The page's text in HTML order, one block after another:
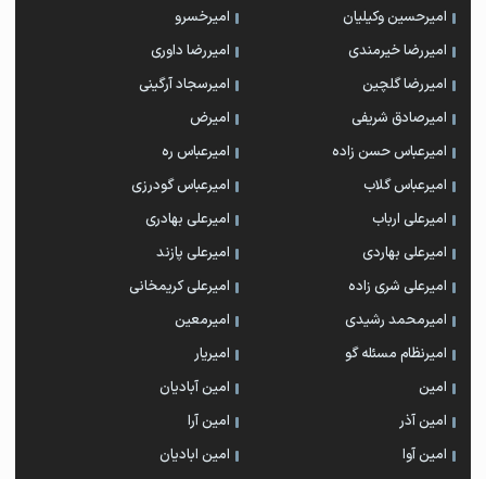
امیرحسین وکیلیان
امیرخسرو
امیررضا خیرمندی
امیررضا داوری
امیررضا گلچین
امیرسجاد آرگینی
امیرصادق شریفی
امیرض
امیرعباس حسن زاده
امیرعباس ره
امیرعباس گلاب
امیرعباس گودرزی
امیرعلی ارباب
امیرعلی بهادری
امیرعلی بهاردی
امیرعلی پازند
امیرعلی شری زاده
امیرعلی کریمخانی
امیرمحمد رشیدی
امیرمعین
امیرنظام مسئله گو
امیریار
امین
امین آبادیان
امین آذر
امین آرا
امین آوا
امین ابادیان